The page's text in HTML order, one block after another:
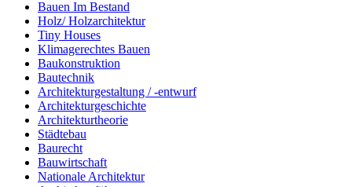
Bauen Im Bestand
Holz/ Holzarchitektur
Tiny Houses
Klimagerechtes Bauen
Baukonstruktion
Bautechnik
Architekturgestaltung / -entwurf
Architekturgeschichte
Architekturtheorie
Städtebau
Baurecht
Bauwirtschaft
Nationale Architektur